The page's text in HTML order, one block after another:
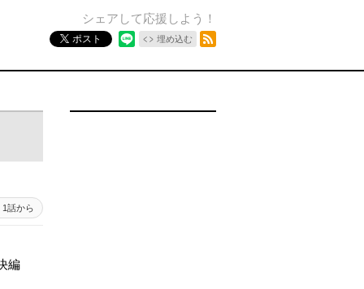
シェアして応援しよう！
ポスト 埋め込む
1話から
編